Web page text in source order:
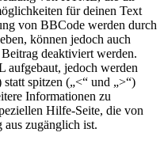
für deinen Text
von BBCode werden durch
können jedoch auch
deaktiviert werden.
jedoch werden
spitzen („<“ und „>“)
Informationen zu
Hilfe-Seite, die von
aus zugänglich ist.